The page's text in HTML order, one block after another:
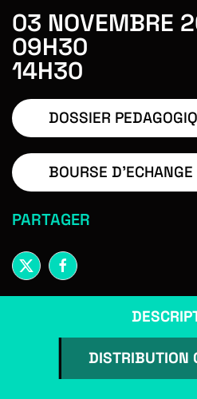
DISTRIBUTION
03 NOVEMBRE
09H30
14H30
DOSSIER
BOURSE D'ECHANGE
PARTAGER